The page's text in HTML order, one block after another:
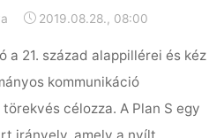
2019.08.28., 08:00
a 21. század alappillérei és kéz
kommunikáció
célozza. A Plan S egy
irányelv, amely a nyílt